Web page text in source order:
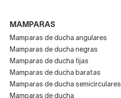
MAMPARAS
Mamparas de ducha angulares
Mamparas de ducha negras
Mamparas de ducha fijas
Mamparas de ducha baratas
Mamparas de ducha semicirculares
Mamparas de ducha